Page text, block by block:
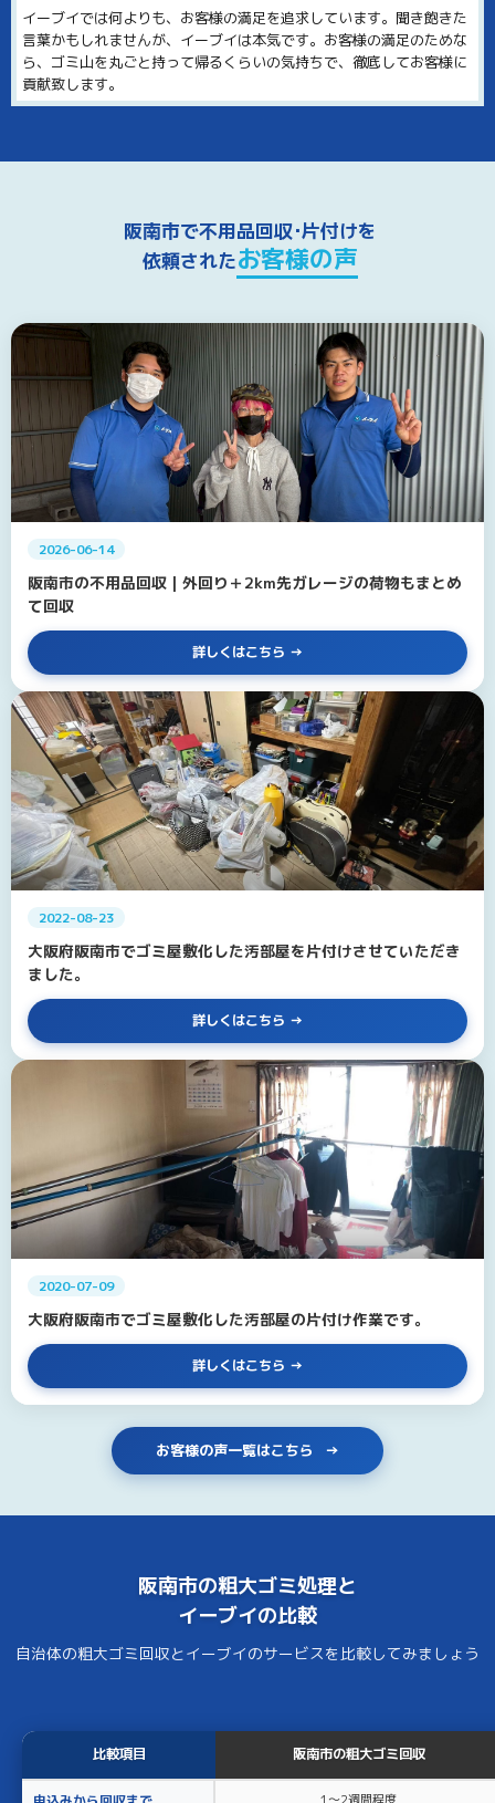
イーブイでは何よりも、お客様の満足を追求しています。聞き飽きた
言葉かもしれませんが、イーブイは本気です。お客様の満足のためな
ら、ゴミ山を丸ごと持って帰るくらいの気持ちで、徹底してお客様に
貢献致します。
阪南市で不用品回収･片付けを
依頼されたお客様の声
2026-06-14
阪南市の不用品回収｜外回り＋2km先ガレージの荷物もまとめ
て回収
詳しくはこちら
2022-08-23
大阪府阪南市でゴミ屋敷化した汚部屋を片付けさせていただき
ました。
詳しくはこちら
2020-07-09
大阪府阪南市でゴミ屋敷化した汚部屋の片付け作業です。
詳しくはこちら
お客様の声一覧はこちら
阪南市の粗大ゴミ処理と
イーブイの比較
自治体の粗大ゴミ回収とイーブイのサービスを比較してみましょう
比較項目 阪南市の粗大ゴミ回収